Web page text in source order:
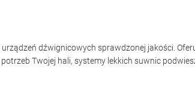
urządzeń dźwignicowych sprawdzonej jakości.
Twojej hali, systemy lekkich suwnic